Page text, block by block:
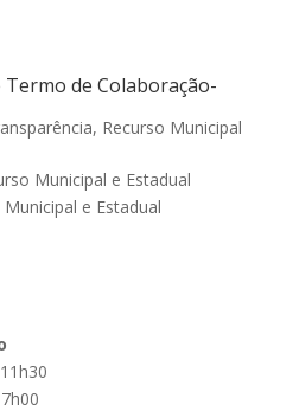
de Colaboração-
, Recurso Municipal
Municipal e Estadual
e Estadual